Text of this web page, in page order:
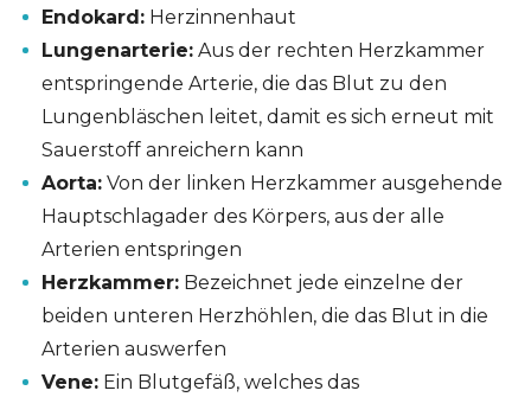
Endokard:Herzinnenhaut
Lungenarterie:Aus der rechten Herzkammer
entspringende Arterie, die das Blut zu den
Lungenbläschen leitet, damit es sich erneut mit
Sauerstoff anreichern kann
Aorta:Von der linken Herzkammer ausgehende
Hauptschlagader des Körpers, aus der alle
Arterien entspringen
Herzkammer:Bezeichnet jede einzelne der
beiden unteren Herzhöhlen, die das Blut in die
Arterien auswerfen
Vene:Ein Blutgefäß, welches das